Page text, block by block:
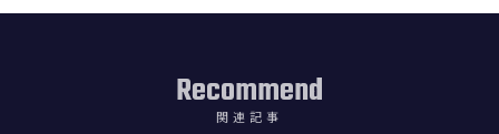
Recommend
関連記事